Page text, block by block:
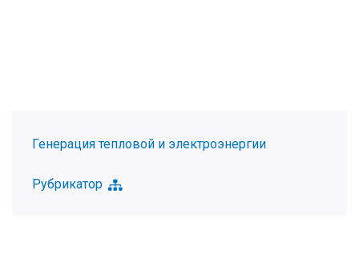
Генерация тепловой и электроэнергии
Рубрикатор